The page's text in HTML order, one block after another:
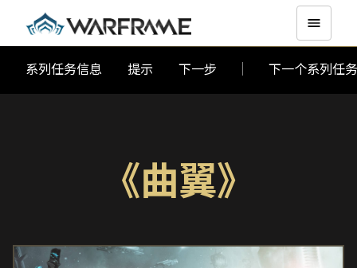
系列任务信息 提示 下一步 下一个系列任务
《曲翼》